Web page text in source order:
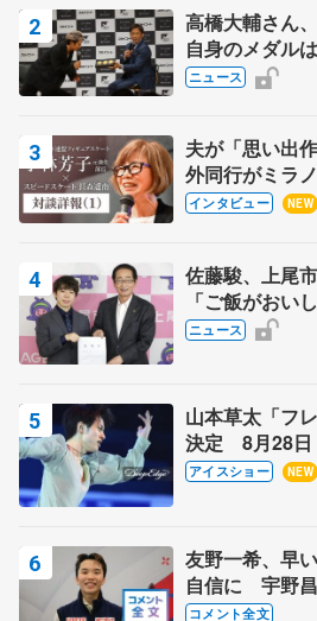
高橋大輔さん
自身のメダル
ス兄弟〟オリ
ニュース
夫が「思い出
外同行がミラ
クでは不良の
インタビュー NEW
佐藤駿、上尾
「ご飯がおい
力」
ニュース
山本草太「フ
決定 8月28日
静香さんプロ
アイスショー NEW
友野一希、早
自信に 宇野
いること 【
コメント全文